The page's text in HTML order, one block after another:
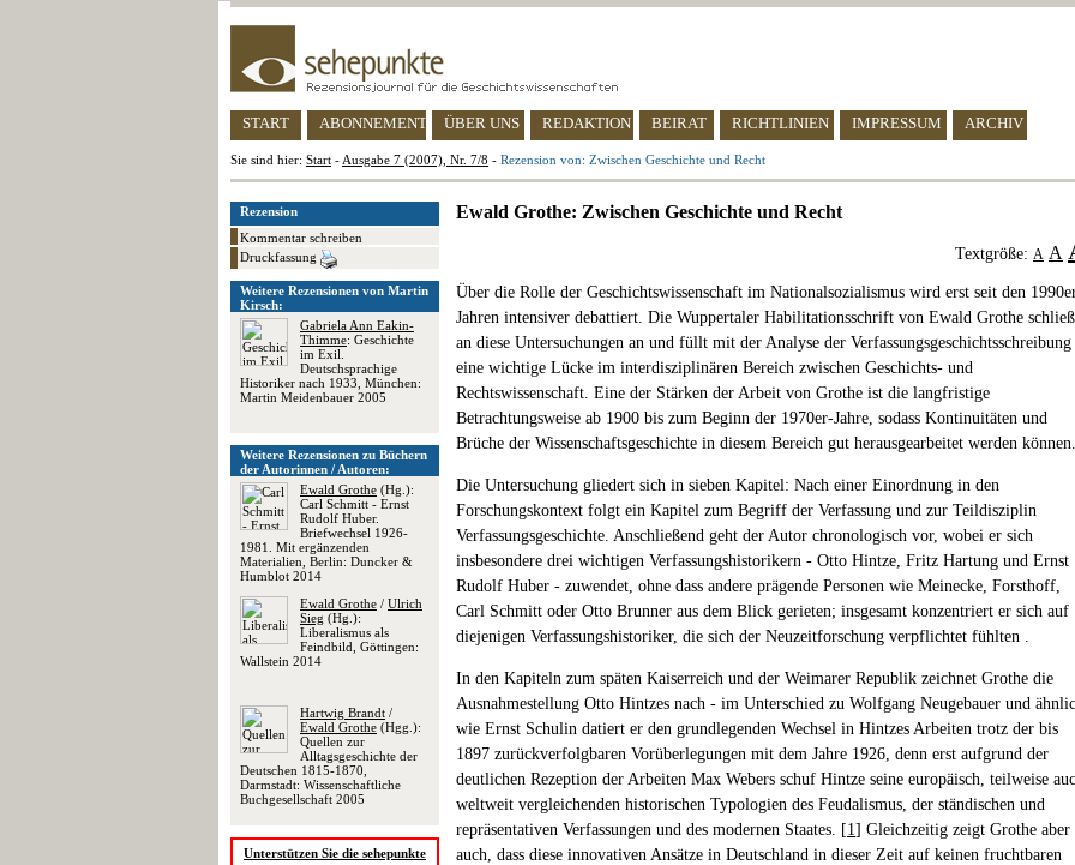
START ABONNEMENT ÜBER UNS REDAKTION BEIRAT RICHTLINIEN IMPRESSUM ARCHIV
Sie sind hier: Start - Ausgabe 7 (2007), Nr. 7/8 - Rezension von: Zwischen Geschichte und Recht
Rezension
Kommentar schreiben
Druckfassung
Weitere Rezensionen von Martin
Kirsch:
Gabriela Ann Eakin-
Thimme: Geschichte
im Exil.
Deutschsprachige
Historiker nach 1933, München:
Martin Meidenbauer 2005
Weitere Rezensionen zu Büchern
der Autorinnen / Autoren:
Ewald Grothe (Hg.):
Carl Schmitt - Ernst
Rudolf Huber.
Briefwechsel 1926-
1981. Mit ergänzenden
Materialien, Berlin: Duncker &
Humblot 2014
Ewald Grothe / Ulrich
Sieg (Hg.):
Liberalismus als
Feindbild, Göttingen:
Wallstein 2014
Hartwig Brandt /
Ewald Grothe (Hgg.):
Quellen zur
Alltagsgeschichte der
Deutschen 1815-1870,
Darmstadt: Wissenschaftliche
Buchgesellschaft 2005
Unterstützen Sie die sehepunkte
Ewald Grothe: Zwischen Geschichte und Recht
Textgröße: A A
Über die Rolle der Geschichtswissenschaft im Nationalsozialismus wird erst seit den
Jahren intensiver debattiert. Die Wuppertaler Habilitationsschrift von Ewald Grothe
an diese Untersuchungen an und füllt mit der Analyse der Verfassungsgeschichtsschreibung
eine wichtige Lücke im interdisziplinären Bereich zwischen Geschichts- und
Rechtswissenschaft. Eine der Stärken der Arbeit von Grothe ist die langfristige
Betrachtungsweise ab 1900 bis zum Beginn der 1970er-Jahre, sodass Kontinuitäten und
Brüche der Wissenschaftsgeschichte in diesem Bereich gut herausgearbeitet werden können.
Die Untersuchung gliedert sich in sieben Kapitel: Nach einer Einordnung in den
Forschungskontext folgt ein Kapitel zum Begriff der Verfassung und zur Teildisziplin
Verfassungsgeschichte. Anschließend geht der Autor chronologisch vor, wobei er sich
insbesondere drei wichtigen Verfassungshistorikern - Otto Hintze, Fritz Hartung und Ernst
Rudolf Huber - zuwendet, ohne dass andere prägende Personen wie Meinecke, Forsthoff,
Carl Schmitt oder Otto Brunner aus dem Blick gerieten; insgesamt konzentriert er sich auf
diejenigen Verfassungshistoriker, die sich der Neuzeitforschung verpflichtet fühlten .
In den Kapiteln zum späten Kaiserreich und der Weimarer Republik zeichnet Grothe die
Ausnahmestellung Otto Hintzes nach - im Unterschied zu Wolfgang Neugebauer und
wie Ernst Schulin datiert er den grundlegenden Wechsel in Hintzes Arbeiten trotz der bis
1897 zurückverfolgbaren Vorüberlegungen mit dem Jahre 1926, denn erst aufgrund der
deutlichen Rezeption der Arbeiten Max Webers schuf Hintze seine europäisch, teilweise
weltweit vergleichenden historischen Typologien des Feudalismus, der ständischen und
repräsentativen Verfassungen und des modernen Staates. [1] Gleichzeitig zeigt Grothe aber
auch, dass diese innovativen Ansätze in Deutschland in dieser Zeit auf keinen fruchtbaren